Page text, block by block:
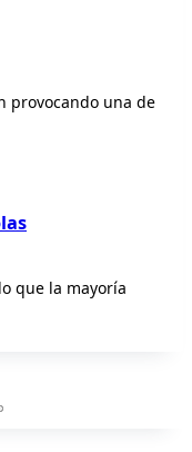
provocando una de
que la mayoría